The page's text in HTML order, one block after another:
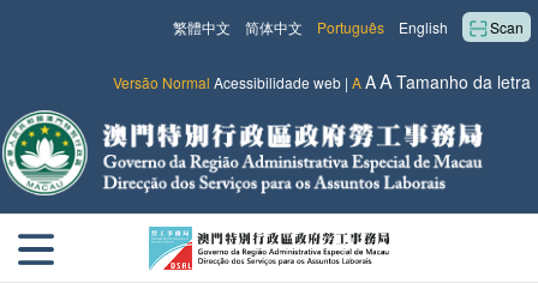
Scan
English
Português
简体中文
繁體中文
Versão Normal Acessibilidade web | AAATamanho da letra